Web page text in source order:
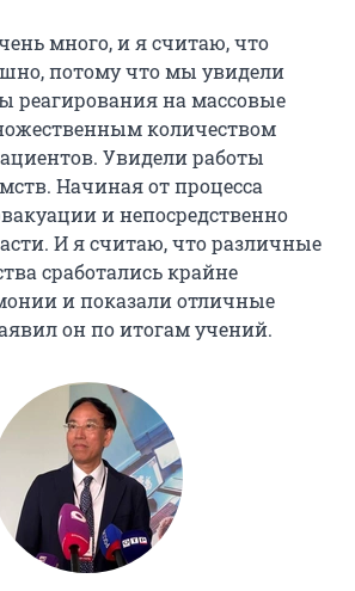
много, и я считаю, что
потому что мы увидели
реагирования на массовые
количеством
Увидели работы
Начиная от процесса
и непосредственно
И я считаю, что различные
сработались крайне
и показали отличные
он по итогам учений.